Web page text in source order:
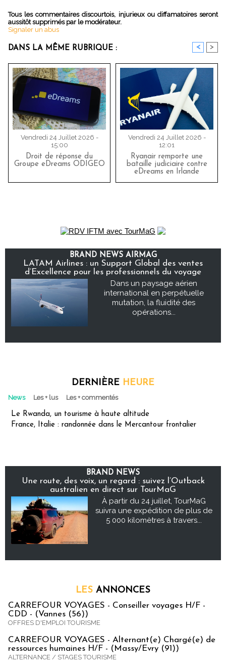
Tous les commentaires discourtois, injurieux ou diffamatoires seront
aussitôt supprimés par le modérateur.
Signaler un abus
DANS LA MÊME RUBRIQUE : < >
Vendredi 24 Juillet 2026 -
15:00
Droit de réponse du
Groupe eDreams ODIGEO
Vendredi 24 Juillet 2026 -
12:01
Ryanair remporte une
bataille judiciaire contre
eDreams en Irlande
BRAND NEWS AIRMAG
LATAM Airlines : un Support Global des ventes
d’Excellence pour les professionnels du voyage
Dans un paysage aérien
international en perpétuelle
mutation, la fluidité des
opérations...
DERNIÈRE HEURE
News Les + lus Les + commentés
Le Rwanda, un tourisme à haute altitude
France, Italie : randonnée dans le Mercantour frontalier
BRAND NEWS
Une route, des voix, un regard : suivez l’Outback
australien en direct sur TourMaG
À partir du 24 juillet, TourMaG
suivra une expédition de plus de
5 000 kilomètres à travers...
LES ANNONCES
CARREFOUR VOYAGES - Conseiller voyages H/F -
CDD - (Vannes (56))
OFFRES D'EMPLOI TOURISME
CARREFOUR VOYAGES - Alternant(e) Chargé(e) de
ressources humaines H/F - (Massy/Evry (91))
ALTERNANCE / STAGES TOURISME